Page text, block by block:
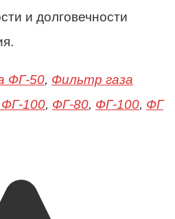
и долговечности
ФГ-50, Фильтр газа
100, ФГ-80, ФГ-100, ФГ